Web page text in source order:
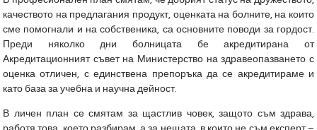
качеството на предлагания продукт, оценката на болните, на които
сме помогнали и на собственика, са основните поводи за гордост.
Преди няколко дни болницата бе акредитирана от
Акредитационният съвет на Министерство на здравеопазването с
оценка отличен, с единствена препоръка да се акредитираме и
като база за учебна и научна дейност.
В личен план се смятам за щастлив човек, защото съм здрава,